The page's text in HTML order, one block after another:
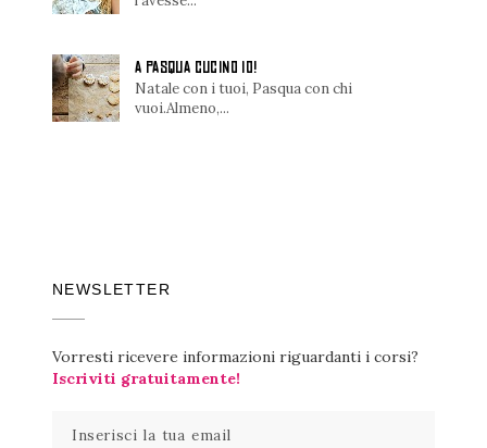
A PASQUA CUCINO IO!
Natale con i tuoi, Pasqua con chi
vuoi.Almeno,...
NEWSLETTER
Vorresti ricevere informazioni riguardanti i corsi?
Iscriviti gratuitamente!